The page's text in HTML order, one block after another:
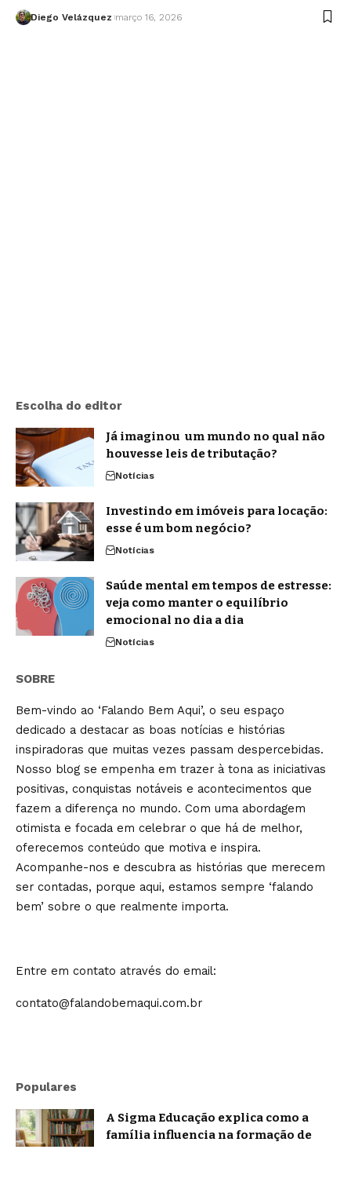
Diego Velázquez março 16, 2026
Escolha do editor
Já imaginou um mundo no qual não
houvesse leis de tributação?
Notícias
Investindo em imóveis para locação:
esse é um bom negócio?
Notícias
Saúde mental em tempos de estresse:
veja como manter o equilíbrio
emocional no dia a dia
Notícias
SOBRE
Bem-vindo ao ‘Falando Bem Aqui’, o seu espaço
dedicado a destacar as boas notícias e histórias
inspiradoras que muitas vezes passam despercebidas.
Nosso blog se empenha em trazer à tona as iniciativas
positivas, conquistas notáveis e acontecimentos que
fazem a diferença no mundo. Com uma abordagem
otimista e focada em celebrar o que há de melhor,
oferecemos conteúdo que motiva e inspira.
Acompanhe-nos e descubra as histórias que merecem
ser contadas, porque aqui, estamos sempre ‘falando
bem’ sobre o que realmente importa.
Entre em contato através do email:
contato@falandobemaqui.com.br
Populares
A Sigma Educação explica como a
família influencia na formação de